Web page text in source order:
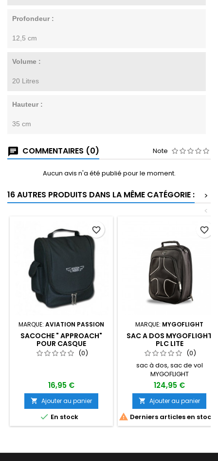
Profondeur :
12,5 cm
Volume :
20 Litres
Hauteur :
35 cm
COMMENTAIRES (0) Note
Aucun avis n'a été publié pour le moment.
16 AUTRES PRODUITS DANS LA MÊME CATÉGORIE :
>
<
MARQUE: AVIATION PASSION
SACOCHE " APPROACH"
POUR CASQUE
(0)
16,95 €
 Ajouter au panier
 En stock
favorite_border
MARQUE: MYGOFLIGHT
SAC A DOS MYGOFLIGHT
PLC LITE
(0)
sac à dos, sac de vol
MYGOFLIGHT
124,95 €
 Ajouter au panier
 Derniers articles en stock
favorite_border